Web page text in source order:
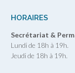
HORAIRES
Secrétariat &
Lundi de 18h à 19h.
Jeudi de 18h à 19h.